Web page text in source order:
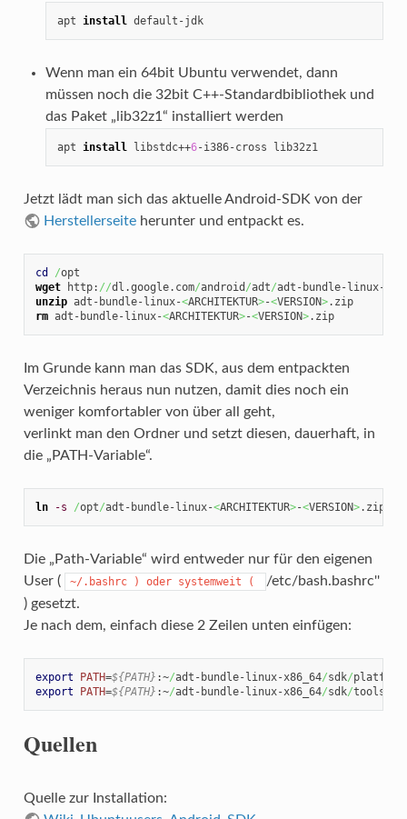
apt install default-jdk
Wenn man ein 64bit Ubuntu verwendet, dann
müssen noch die 32bit C++-Standardbibliothek und
das Paket „lib32z1“ installiert werden
apt install libstdc++6-i386-cross lib32z1
Jetzt lädt man sich das aktuelle Android-SDK von der
Herstellerseiteherunter und entpackt es.
cd /
wget http: //dl.google.com/android /adt/adt-bundle-linux-
unzip adt-bundle-linux-<ARCHITEKTUR>-<VERSION>
.zip
rm adt-bundle-linux-<ARCHITEKTUR>-<VERSION>.zip
Im Grunde kann man das SDK, aus dem entpackten
Verzeichnis heraus nun nutzen, damit dies noch ein
weniger komfortabler von über all geht,
verlinkt man den Ordner und setzt diesen, dauerhaft, in
die „PATH-Variable“.
ln -s /opt/adt-bundle-linux-<ARCHITEKTUR>-<VERSION>.zip
Die „Path-Variable“ wird entweder nur für den eigenen
User (
~/.bashrc ) oder systemweit (
/etc/bash.bashrc''
) gesetzt.
Je nach dem, einfach diese 2 Zeilen unten einfügen:
export PATH=${PATH} :~/adt-bundle-linux-x86_64/sdk/
export
PATH=${PATH} :~/adt-bundle-linux-x86_64/sdk/tools
Quellen
Quelle zur Installation: